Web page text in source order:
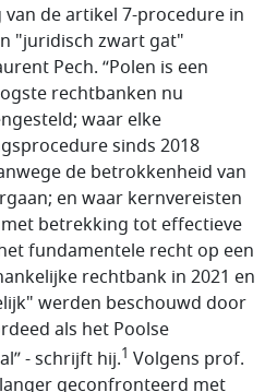
de artikel 7-procedure in
"juridisch zwart gat"
Pech. “Polen is een
rechtbanken nu
waar elke
sinds 2018
de betrokkenheid van
en waar kernvereisten
met betrekking tot effectieve
fundamentele recht op een
rechtbank in 2021 en
werden beschouwd door
als het Poolse
- schrijft hij.1 Volgens prof.
geconfronteerd met